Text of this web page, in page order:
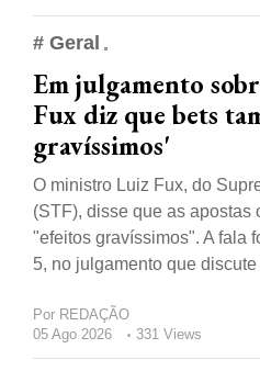
# Geral
Em julgamento
Fux diz que bets
gravíssimos'
O ministro Luiz Fux, do
(STF), disse que as apostas
"efeitos gravíssimos". A fala
5, no julgamento que
Por REDAÇÃO
05 Ago 2026
331 Views